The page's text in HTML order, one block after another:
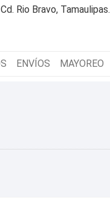
Rio Bravo, Tamaulipas.
ENVÍOS MAYOREO